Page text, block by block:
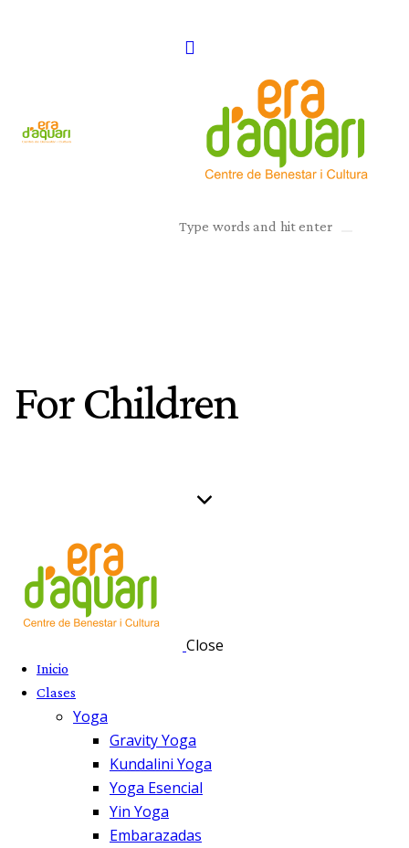
For Children
Close
Inicio
Clases
Yoga
Gravity Yoga
Kundalini Yoga
Yoga Esencial
Yin Yoga
Embarazadas